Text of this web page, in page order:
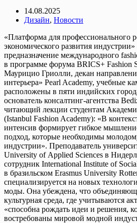
14.08.2025
Дизайн, Новости
«Платформа для профессионального
экономического развития
предназначение международного
в программе форума BRICS+ Fashion
Маурицио Гриолли, декан
интерьера» Pearl Academy, учебные
расположены в пяти индийских
основатель консалтинг-агентства
читающий лекции студентам
(Istanbul Fashion Academy): «В
интенсив формирует гибкое
подход, которые необходимы
индустрии». Преподаватель
University of Applied Sciences в
сотрудник International Institute of
в бразильском Erasmus University
специализируется на новых
моды. Она убеждена, что
культурная среда, где учитываются
«способна рождать идеи и решения,
востребованы мировой модной